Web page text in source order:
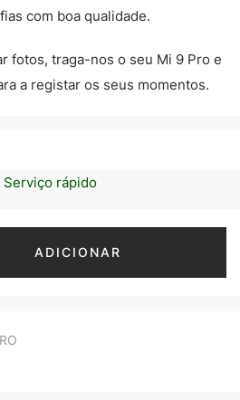
com boa qualidade.
fotos, traga-nos o seu Mi 9 Pro e
a registar os seus momentos.
Serviço rápido
ADICIONAR